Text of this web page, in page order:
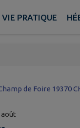
VIE PRATIQUE
de Foire 19370
août